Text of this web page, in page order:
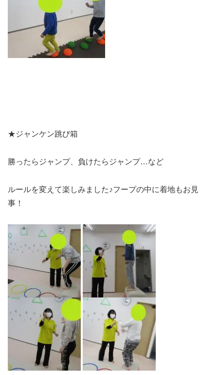
★ジャンケン跳び箱
勝ったらジャンプ、負けたらジャンプ…など
ルールを変えて楽しみました♪フープの中に着地もお見
事！